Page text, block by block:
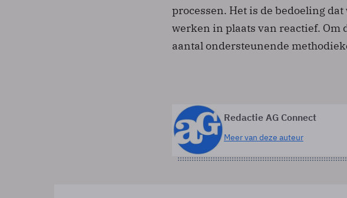
processen. Het is de bedoeling
werken in plaats van reactief. Om
aantal ondersteunende
Redactie AG Connect
Meer van deze auteur